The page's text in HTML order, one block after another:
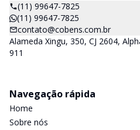
(11) 99647-7825
(11) 99647-7825
contato@cobens.com.br
Alameda Xingu, 350, CJ 2604,
911
Navegação rápida
Home
Sobre nós